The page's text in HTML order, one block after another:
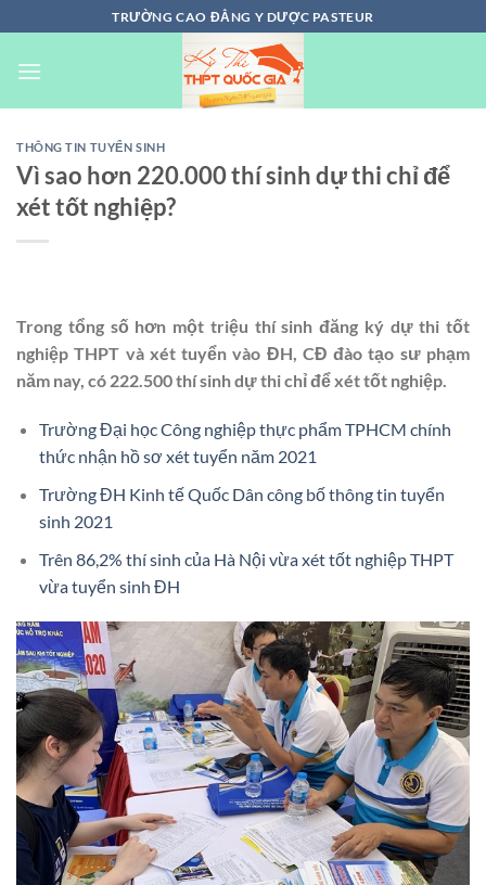
đến
nội
TRƯỜNG CAO ĐẲNG Y DƯỢC PASTEUR
THÔNG TIN TUYỂN SINH
Vì sao hơn 220.000 thí sinh dự thi chỉ để
xét tốt nghiệp?
Trong tổng số hơn một triệu thí sinh đăng ký dự thi tốt
nghiệp THPT và xét tuyển vào ĐH, CĐ đào tạo sư phạm
năm nay, có 222.500 thí sinh dự thi chỉ để xét tốt nghiệp.
Trường Đại học Công nghiệp thực phẩm TPHCM chính
thức nhận hồ sơ xét tuyển năm 2021
Trường ĐH Kinh tế Quốc Dân công bố thông tin tuyển
sinh 2021
Trên 86,2% thí sinh của Hà Nội vừa xét tốt nghiệp THPT
vừa tuyển sinh ĐH